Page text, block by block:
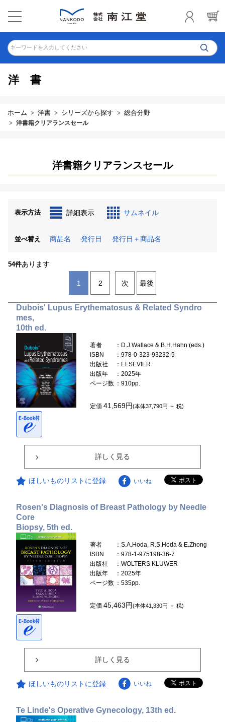
キーワードを入力してください
洋書
ホーム 洋書 シリーズから探す 総合分野
洋書籍クリアランスセール
洋書籍クリアランスセール
表示方法 詳細表示 サムネイル
並べ替え 商品名 発行日 発行日＋商品名
54件あります
1 2 次 最後
Dubois' Lupus Erythematosus & Related Syndro
mes,
10th ed.
著者
：D.J.Wallace & B.H.Hahn (eds.)
ISBN
：978-0-323-93232-5
出版社
：ELSEVIER
出版年
：2025年
ページ数 ：910pp.
定価41,569円(本体37,790円 ＋ 税)
詳しく見る
ほしいものリストに登録 いいね
Rosen's Diagnosis of Breast Pathology by Needle
Core
Biopsy, 5th ed.
著者
：S.A.Hoda, R.S.Hoda & E.Zhong
ISBN
：978-1-975198-36-7
出版社
：WOLTERS KLUWER
出版年
：2025年
ページ数 ：535pp.
定価45,463円(本体41,330円 ＋ 税)
詳しく見る
ほしいものリストに登録 いいね
Te Linde's Operative Gynecology, 13th ed.